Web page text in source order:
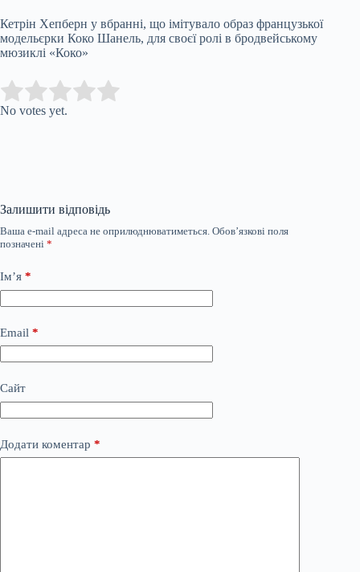
Кетрін Хепберн у вбранні, що імітувало образ французької
модельєрки Коко Шанель, для своєї ролі в бродвейському
мюзиклі «Коко»
Rate this item:
No votes yet.
Залишити відповідь
Ваша e-mail адреса не оприлюднюватиметься. Обов’язкові поля
позначені *
Ім’я *
Email *
Сайт
Додати коментар *